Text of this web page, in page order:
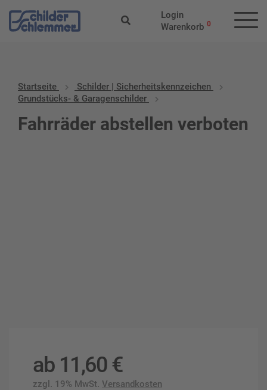
Login
Warenkorb 0
Startseite
Schilder | Sicherheitskennzeichen
Grundstücks- & Garagenschilder
Fahrräder abstellen verboten
ab 11,60 €
zzgl. 19% MwSt. Versandkosten